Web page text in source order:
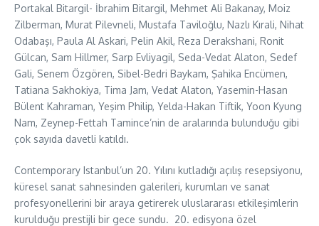
Portakal Bitargil- İbrahim Bitargil, Mehmet Ali Bakanay, Moiz
Zilberman, Murat Pilevneli, Mustafa Taviloğlu, Nazlı Kırali, Nihat
Odabaşı, Paula Al Askari, Pelin Akil, Reza Derakshani, Ronit
Gülcan, Sam Hillmer, Sarp Evliyagil, Seda-Vedat Alaton, Sedef
Gali, Senem Özgören, Sibel-Bedri Baykam, Şahika Encümen,
Tatiana Sakhokiya, Tima Jam, Vedat Alaton, Yasemin-Hasan
Bülent Kahraman, Yeşim Philip, Yelda-Hakan Tiftik, Yoon Kyung
Nam, Zeynep-Fettah Tamince’nin de aralarında bulunduğu gibi
çok sayıda davetli katıldı.
Contemporary Istanbul’un 20. Yılını kutladığı açılış resepsiyonu,
küresel sanat sahnesinden galerileri, kurumları ve sanat
profesyonellerini bir araya getirerek uluslararası etkileşimlerin
kurulduğu prestijli bir gece sundu. 20. edisyona özel